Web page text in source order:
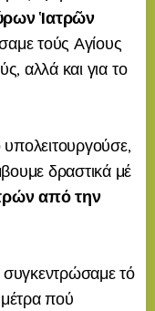
Ἱατρῶν
τούς Αγίους
αλλά και για το
δραστικά μέ
από την
συγκεντρώσαμε τό
πού